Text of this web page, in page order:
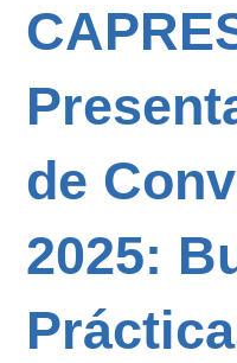
de
2025: